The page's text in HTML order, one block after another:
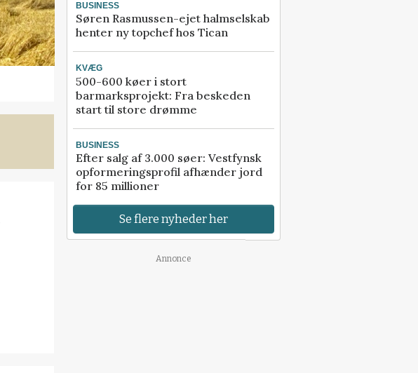
BUSINESS
Søren Rasmussen-ejet halmselskab
henter ny topchef hos Tican
KVÆG
500-600 køer i stort
barmarksprojekt: Fra beskeden
start til store drømme
BUSINESS
Efter salg af 3.000 søer: Vestfynsk
opformeringsprofil afhænder jord
for 85 millioner
Se flere nyheder her
Annonce